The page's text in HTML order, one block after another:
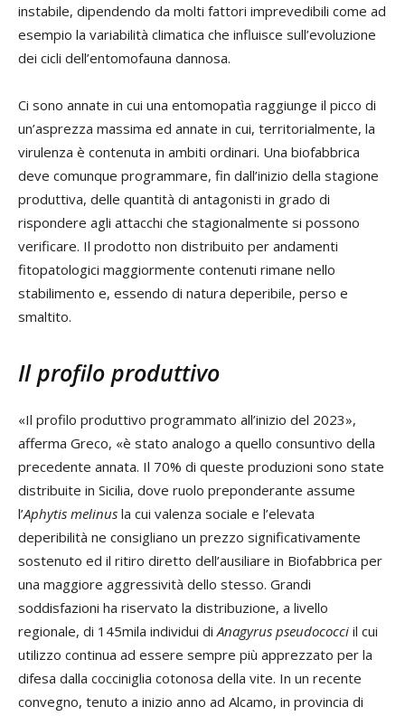
instabile, dipendendo da molti fattori imprevedibili come ad
esempio la variabilità climatica che influisce sull’evoluzione
dei cicli dell’entomofauna dannosa.
Ci sono annate in cui una entomopatìa raggiunge il picco di
un’asprezza massima ed annate in cui, territorialmente, la
virulenza è contenuta in ambiti ordinari. Una biofabbrica
deve comunque programmare, fin dall’inizio della stagione
produttiva, delle quantità di antagonisti in grado di
rispondere agli attacchi che stagionalmente si possono
verificare. Il prodotto non distribuito per andamenti
fitopatologici maggiormente contenuti rimane nello
stabilimento e, essendo di natura deperibile, perso e
smaltito.
Il profilo produttivo
«Il profilo produttivo programmato all’inizio del 2023»,
afferma Greco, «è stato analogo a quello consuntivo della
precedente annata. Il 70% di queste produzioni sono state
distribuite in Sicilia, dove ruolo preponderante assume
l’Aphytis melinus la cui valenza sociale e l’elevata
deperibilità ne consigliano un prezzo significativamente
sostenuto ed il ritiro diretto dell’ausiliare in Biofabbrica per
una maggiore aggressività dello stesso. Grandi
soddisfazioni ha riservato la distribuzione, a livello
regionale, di 145mila individui di Anagyrus pseudococci il cui
utilizzo continua ad essere sempre più apprezzato per la
difesa dalla cocciniglia cotonosa della vite. In un recente
convegno, tenuto a inizio anno ad Alcamo, in provincia di